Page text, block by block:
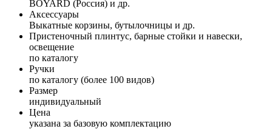
BOYARD (Россия) и др.
Аксессуары
Выкатные корзины, бутылочницы и др.
Пристеночный плинтус, барные стойки и навески,
освещение
по каталогу
Ручки
по каталогу (более 100 видов)
Размер
индивидуальный
Цена
указана за базовую комплектацию